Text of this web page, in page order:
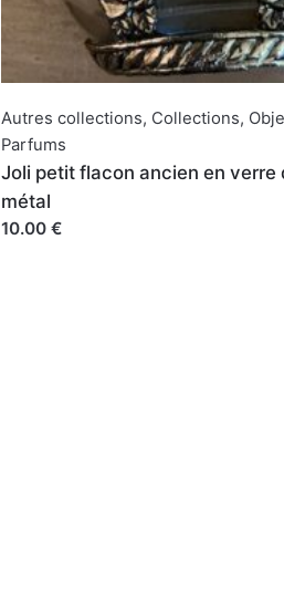
Autres collections, Collections,
Parfums
Joli petit flacon ancien en verre
métal
10.00 €